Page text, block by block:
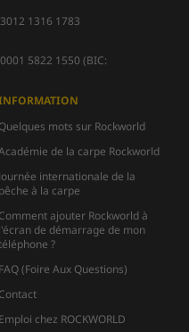
1316 1783
5822 1550 (BIC:
Quelques mots sur Rockworld
de la carpe Rockworld
Journée internationale de la
pêche à la carpe
Comment ajouter Rockworld à
l'écran de démarrage de mon
?
FAQ (Foire Aux Questions)
Contact
Emploi chez ROCKWORLD